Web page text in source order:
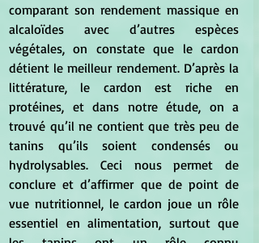
comparant son rendement massique en
alcaloïdes avec d’autres espèces
végétales, on constate que le cardon
détient le meilleur rendement. D’après la
littérature, le cardon est riche en
protéines, et dans notre étude, on a
trouvé qu’il ne contient que très peu de
tanins qu’ils soient condensés ou
hydrolysables. Ceci nous permet de
conclure et d’affirmer que de point de
vue nutritionnel, le cardon joue un rôle
essentiel en alimentation, surtout que